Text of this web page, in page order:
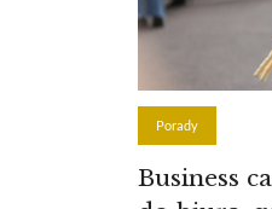
Porady
Business